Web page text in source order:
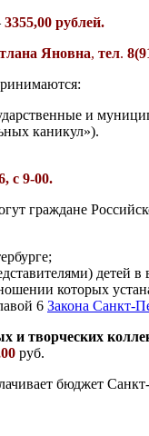
3355,00 рублей.
Яновна, тел.
и
каникул»).
с 9-00.
граждане
детей в
которых
6 Закона Санкт-
и творческих
руб.
бюджет